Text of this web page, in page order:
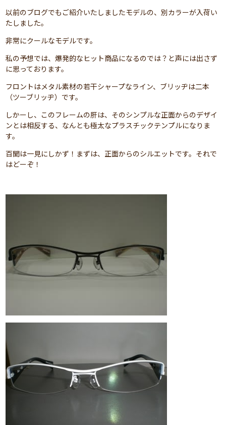
以前のブログでもご紹介いたしましたモデルの、別カラーが入荷い
たしました。
非常にクールなモデルです。
私の予想では、爆発的なヒット商品になるのでは？と声には出さず
に思っております。
フロントはメタル素材の若干シャープなライン、ブリッヂは二本
（ツーブリッヂ）です。
しかーし、このフレームの肝は、そのシンプルな正面からのデザイ
ンとは相反する、なんとも極太なプラスチックテンプルになりま
す。
百聞は一見にしかず！まずは、正面からのシルエットです。それで
はどーぞ！